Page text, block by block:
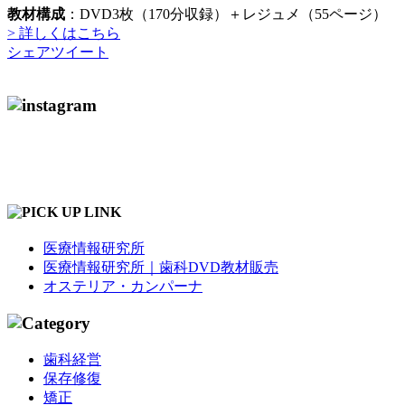
教材構成 ：DVD3枚（170分収録）＋レジュメ（55ページ）
> 詳しくはこちら
シェアツイート
医療情報研究所
医療情報研究所｜歯科DVD教材販売
オステリア・カンパーナ
歯科経営
保存修復
矯正